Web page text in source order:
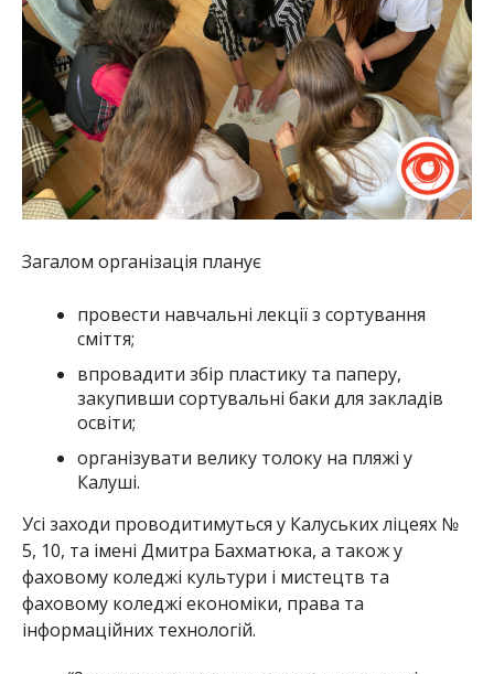
Загалом організація планує
провести навчальні лекції з сортування
сміття;
впровадити збір пластику та паперу,
закупивши сортувальні баки для закладів
освіти;
організувати велику толоку на пляжі у
Калуші.
Усі заходи проводитимуться у Калуських ліцеях №
5, 10, та імені Дмитра Бахматюка, а також у
фаховому коледжі культури і мистецтв та
фаховому коледжі економіки, права та
інформаційних технологій.